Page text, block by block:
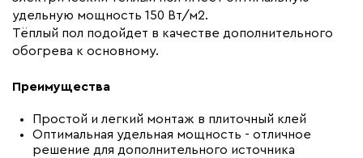
Гарантия (год)
Срок службы(год)
Тип кабеля
Коллекция Family Lite 150Вт
удельную мощность 150 Вт/м2.
Тёплый пол подойдет в качестве дополнительного
обогрева к основному.
Преимущества
Простой и легкий монтаж в плиточный клей
Оптимальная удельная мощность - отличное
решение для дополнительного источника